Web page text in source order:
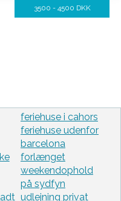
3500 - 4500 DKK
feriehuse i cahors
feriehuse udenfor
barcelona
forlænget
weekendophold
på sydfyn
udlejning privat